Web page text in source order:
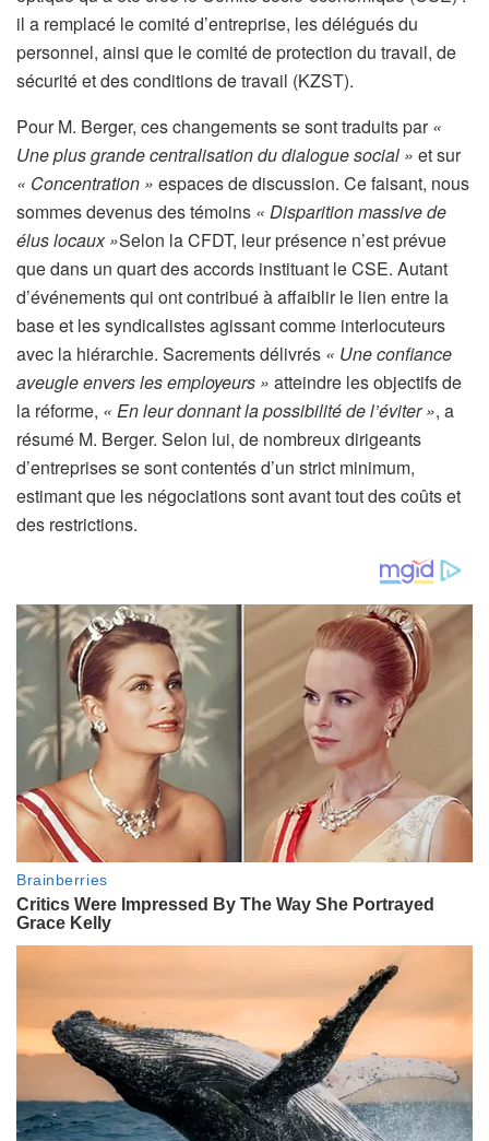
r
é
s
r
v
é
à
n
o
s
a
b
o
n
n
é
s
il a remplacé le comité d’entreprise, les délégués du
personnel, ainsi que le comité de protection du travail, de
sécurité et des conditions de travail (KZST).
Pour M. Berger, ces changements se sont traduits par«
Une plus grande centralisation du dialogue social » et sur
« Concentration » espaces de discussion. Ce faisant, nous
sommes devenus des témoins « Disparition massive de
élus locaux »Selon la CFDT, leur présence n’est prévue
que dans un quart des accords instituant le CSE. Autant
d’événements qui ont contribué à affaiblir le lien entre la
base et les syndicalistes agissant comme interlocuteurs
avec la hiérarchie. Sacrements délivrés « Une confiance
aveugle envers les employeurs » atteindre les objectifs de
la réforme, « En leur donnant la possibilité de l’éviter », a
résumé M. Berger. Selon lui, de nombreux dirigeants
d’entreprises se sont contentés d’un strict minimum,
estimant que les négociations sont avant tout des coûts et
des restrictions.